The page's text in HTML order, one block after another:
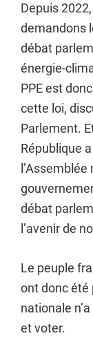
Depuis
demandons
débat
énergie-
PPE est
cette loi,
Parlement.
République
débat
l’avenir de
Le peuple
ont donc été
nationale
et voter.